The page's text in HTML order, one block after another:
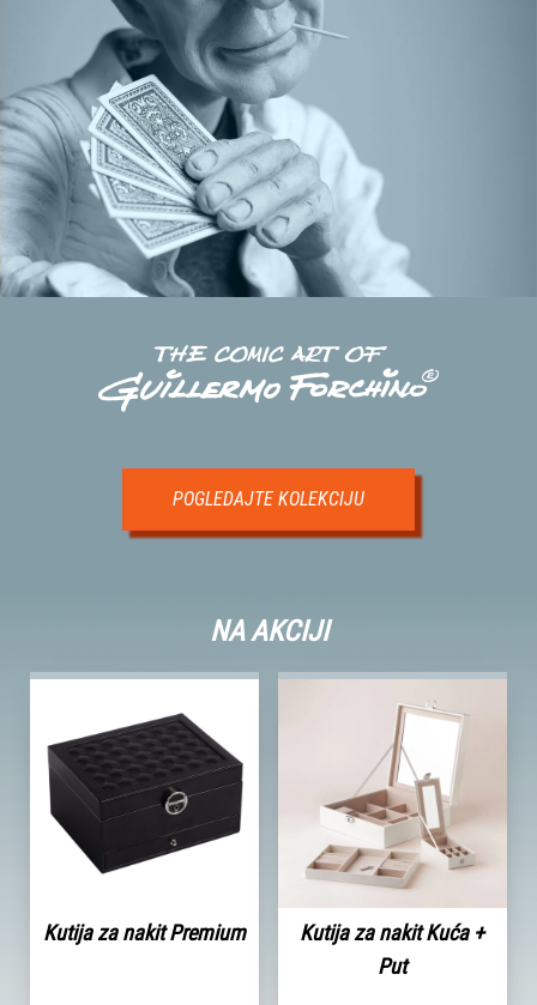
POGLEDAJTE KOLEKCIJU
NA AKCIJI
Kutija za nakit Premium
Kutija za nakit Kuća +
Put